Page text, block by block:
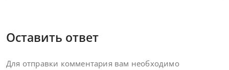
Оставить ответ
Для отправки комментария вам необходимо